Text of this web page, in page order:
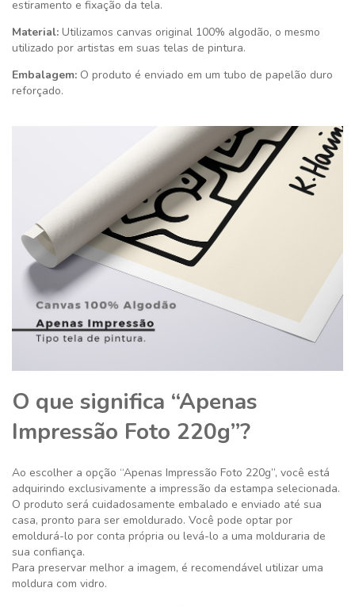
estiramento e fixação da tela.
Material: Utilizamos canvas original 100% algodão, o mesmo
utilizado por artistas em suas telas de pintura.
Embalagem: O produto é enviado em um tubo de papelão duro
reforçado.
O que significa “Apenas
Impressão Foto 220g”?
Ao escolher a opção “Apenas Impressão Foto 220g”, você está
adquirindo exclusivamente a impressão da estampa selecionada.
O produto será cuidadosamente embalado e enviado até sua
casa, pronto para ser emoldurado. Você pode optar por
emoldurá-lo por conta própria ou levá-lo a uma molduraria de
sua confiança.
Para preservar melhor a imagem, é recomendável utilizar uma
moldura com vidro.